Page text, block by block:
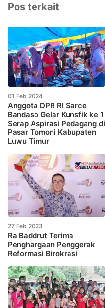
Pos terkait
01 Feb 2024
Anggota DPR RI Sarce
Bandaso Gelar Kunsfik ke 1
Serap Aspirasi Pedagang di
Pasar Tomoni Kabupaten
Luwu Timur
27 Feb 2023
Ra Baddrut Terima
Penghargaan Penggerak
Reformasi Birokrasi